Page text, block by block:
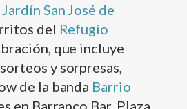
San José de
del Refugio
que incluye
y sorpresas,
de la banda Barrio
en Barranco Bar, Plaza